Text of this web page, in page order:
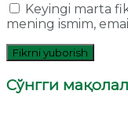
Keyingi marta
mening ismim,
Сўнгги